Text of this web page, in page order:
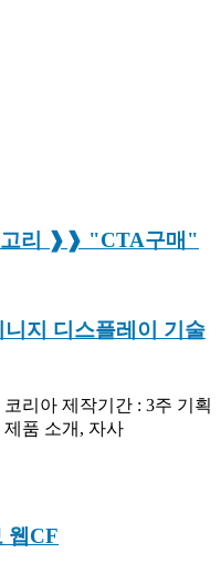
고리 ❱❱ "CTA구매"
지 디스플레이 기술
리아 제작기간 : 3주 기획
품 소개, 자사
웹CF